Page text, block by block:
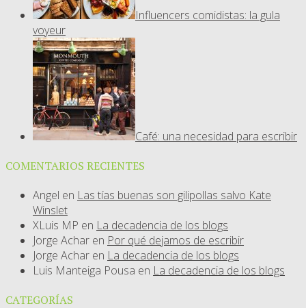
Influencers comidistas: la gula
voyeur
Café: una necesidad para escribir
COMENTARIOS RECIENTES
Angel en Las tías buenas son gilipollas salvo Kate
Winslet
XLuis MP en La decadencia de los blogs
Jorge Achar en Por qué dejamos de escribir
Jorge Achar en La decadencia de los blogs
Luis Manteiga Pousa en La decadencia de los blogs
CATEGORÍAS